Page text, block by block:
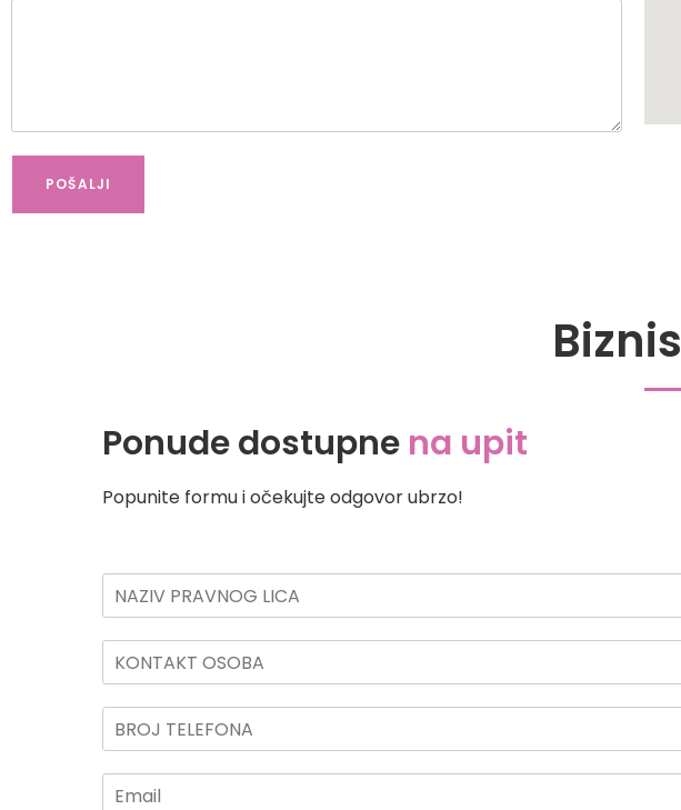
POŠALJI
Biznis
Ponude dostupne na upit
Popunite formu i očekujte odgovor ubrzo!